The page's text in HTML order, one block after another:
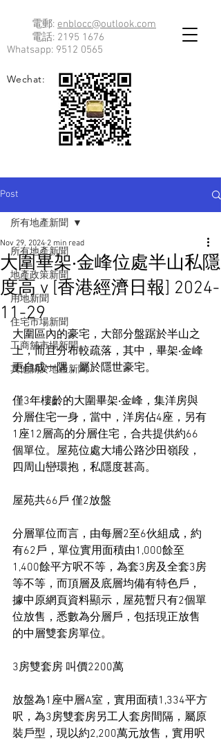
電郵: enblocc@outlook.com
電話: 2195 1676
Whatsapp: 9512 0565
Wechat:
Post
所有地產新聞
地產政策新聞
用地新聞
住宅市場新聞
工商舖市場新聞
其他關於地產新聞
所有地產新聞
大圍畢架‧金峰位處半山私隱
度高 v [香港經濟日報] 2024-
11-29
Nov 29, 2024 2 min read
大圍區內的豪宅，大部分盤踞於半山之
上，而且分布較疏落，其中，畢架‧金峰
更自成一隅，屬於隱世豪宅。
僅3年樓齡的大圍畢架‧金峰，集洋房與
分層住宅一身，當中，洋房佔4座，另有
1座12層高的分層住宅，合共提供約66
個單位。屋苑位處大埔公路沙田嶺段，
四周山巒環抱，私隱度甚高。
屋苑共66戶 僅2放盤
分層單位而言，由每層2至6伙組成，約
有62戶，單位實用面積由1,000餘至
1,400餘平方呎不等，為套3房及全套3房
等不等，而頂層及底層均備有特色戶，
據中原網頁資料顯示，屋苑暫只有2個單
位放售，悉數為分層戶，包括現正放售
的中層雙套房單位。
3房雙套房 叫價2200萬
放盤為1座中層A室，實用面積1,334平方
呎，為3房雙套房另工人套房間隔，屬原
裝戶型，現以約2,200萬元放售，實用呎